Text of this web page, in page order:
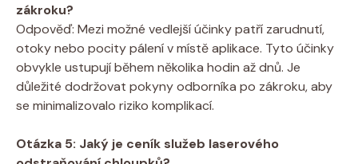
zákroku?
Odpověď: Mezi možné vedlejší účinky patří zarudnutí,
otoky nebo pocity pálení v místě aplikace. Tyto účinky
obvykle ustupují během několika hodin až dnů. Je
důležité dodržovat pokyny odborníka po zákroku, aby
se minimalizovalo riziko komplikací.
Otázka 5: Jaký je ceník služeb laserového